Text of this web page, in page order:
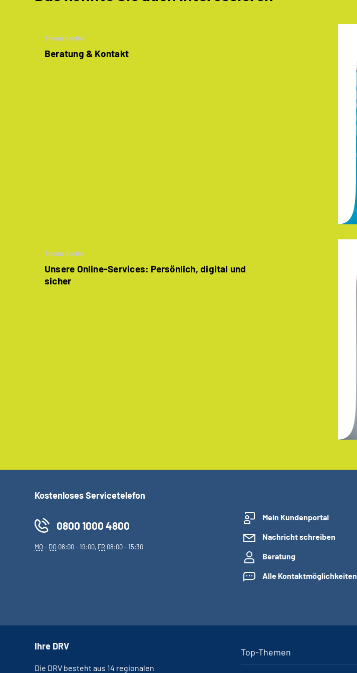
Themenseite
Beratung & Kontakt
Themenseite
Unsere Online-Services: Persönlich, digital und
sicher
Kostenloses Servicetelefon
0800 1000 4800
MO- DO 08:00 - 19:00, FR 08:00 - 15:30
Mein Kundenportal
Nachricht schreiben
Beratung
Alle Kontaktmöglichkeiten
Top-Themen
Ihre DRV
Die DRV besteht aus 14 regionalen